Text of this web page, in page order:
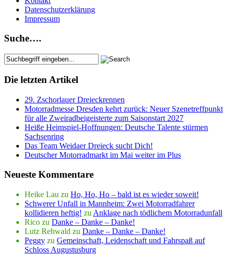
Datenschutzerklärung
Impressum
Suche….
Die letzten Artikel
29. Zschorlauer Dreieckrennen
Motorradmesse Dresden kehrt zurück: Neuer Szenetreffpunkt
für alle Zweiradbeigeisterte zum Saisonstart 2027
Heiße Heimspiel-Hoffnungen: Deutsche Talente stürmen
Sachsenring
Das Team Weidaer Dreieck sucht Dich!
Deutscher Motorradmarkt im Mai weiter im Plus
Neueste Kommentare
Heike Lau zu Ho, Ho, Ho – bald ist es wieder soweit!
Schwerer Unfall in Mannheim: Zwei Motorradfahrer
kollidieren heftig! zu Anklage nach tödlichem Motorradunfall
Rico zu Danke – Danke – Danke!
Lutz Rehwald zu Danke – Danke – Danke!
Peggy zu Gemeinschaft, Leidenschaft und Fahrspaß auf
Schloss Augustusburg